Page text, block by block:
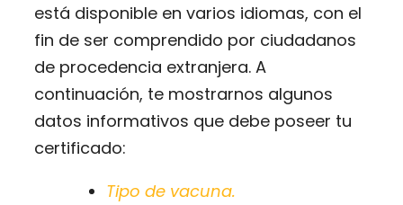
está disponible en varios idiomas, con el
fin de ser comprendido por ciudadanos
de procedencia extranjera. A
continuación, te mostrarnos algunos
datos informativos que debe poseer tu
certificado:
Tipo de vacuna.